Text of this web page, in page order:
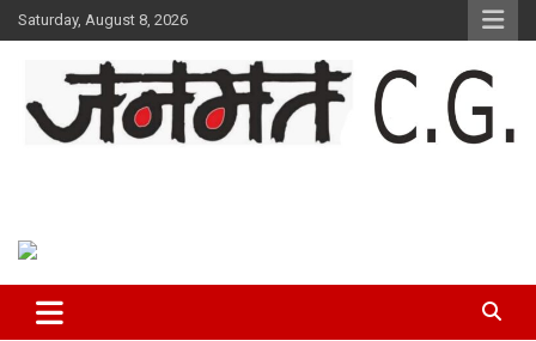
Skip
to
Saturday, August 8, 2026